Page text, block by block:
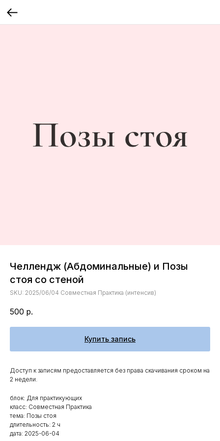
Челлендж (Абдоминальные) и Позы
стоя со стеной
SKU: 2025/06/04 Совместная Практика (интенсив)
500 р.
Купить запись
Доступ к записям предоставляется без права скачивания сроком на
2 недели.
блок: Для практикующих
класс: Совместная Практика
тема: Позы стоя
длительность: 2 ч
дата: 2025-06-04